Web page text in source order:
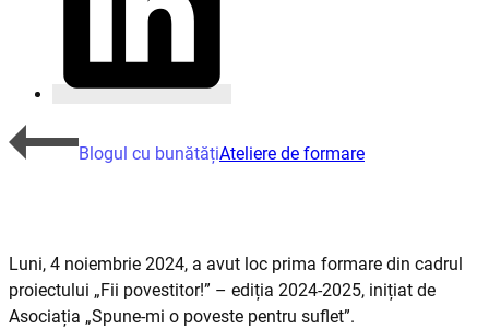
Blogul cu bunătățiAteliere de formare
Luni, 4 noiembrie 2024, a avut loc prima formare din cadrul
proiectului „Fii povestitor!” – ediția 2024-2025, inițiat de
Asociația „Spune-mi o poveste pentru suflet”.